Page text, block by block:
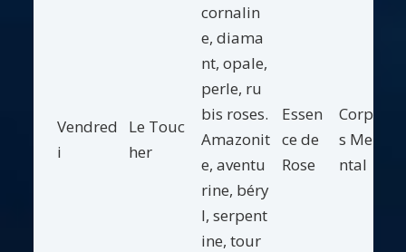
Vendred
i
Le Touc
her
cornalin
e, diama
nt, opale,
perle, ru
bis roses.
Amazonit
e, aventu
rine, béry
l, serpent
ine, tour
Essen
ce de
Rose
Corp
s Me
ntal